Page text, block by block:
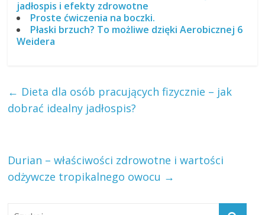
jadłospis i efekty zdrowotne
Proste ćwiczenia na boczki.
Płaski brzuch? To możliwe dzięki Aerobicznej 6
Weidera
← Dieta dla osób pracujących fizycznie – jak
dobrać idealny jadłospis?
Durian – właściwości zdrowotne i wartości
odżywcze tropikalnego owocu →